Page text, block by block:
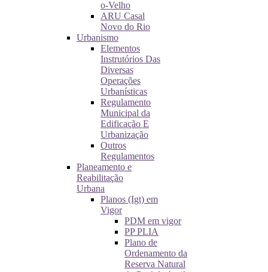
o-Velho
ARU Casal
Novo do Rio
Urbanismo
Elementos
Instrutórios Das
Diversas
Operações
Urbanísticas
Regulamento
Municipal da
Edificação E
Urbanização
Outros
Regulamentos
Planeamento e
Reabilitação
Urbana
Planos (Igt) em
Vigor
PDM em vigor
PP PLIA
Plano de
Ordenamento da
Reserva Natural